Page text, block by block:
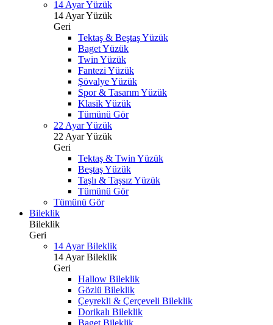
14 Ayar Yüzük
14 Ayar Yüzük
Geri
Tektaş & Beştaş Yüzük
Baget Yüzük
Twin Yüzük
Fantezi Yüzük
Şövalye Yüzük
Spor & Tasarım Yüzük
Klasik Yüzük
Tümünü Gör
22 Ayar Yüzük
22 Ayar Yüzük
Geri
Tektaş & Twin Yüzük
Beştaş Yüzük
Taşlı & Taşsız Yüzük
Tümünü Gör
Tümünü Gör
Bileklik
Bileklik
Geri
14 Ayar Bileklik
14 Ayar Bileklik
Geri
Hallow Bileklik
Gözlü Bileklik
Çeyrekli & Çerçeveli Bileklik
Dorikalı Bileklik
Baget Bileklik